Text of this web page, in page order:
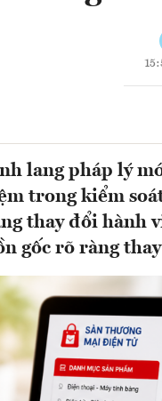
lang pháp lý
trong kiểm
thay đổi hành
gốc rõ ràng